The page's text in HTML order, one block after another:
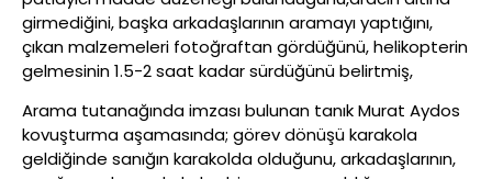
girmediğini, başka arkadaşlarının aramayı yaptığını,
çıkan malzemeleri fotoğraftan gördüğünü, helikopterin
gelmesinin 1.5-2 saat kadar sürdüğünü belirtmiş,
Arama tutanağında imzası bulunan tanık Murat Aydos
kovuşturma aşamasında; görev dönüşü karakola
geldiğinde sanığın karakolda olduğunu, arkadaşlarının,